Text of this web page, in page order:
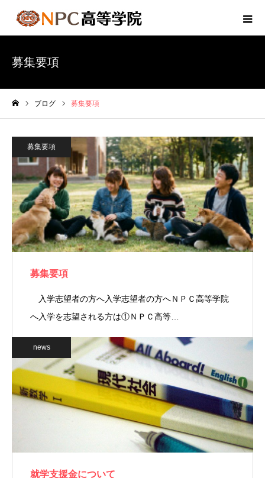
募集要項
ブログ 募集要項
募集要項
募集要項
入学志望者の方へ入学志望者の方へＮＰＣ高等学院
へ入学を志望される方は①ＮＰＣ高等…
news
就学支援金について